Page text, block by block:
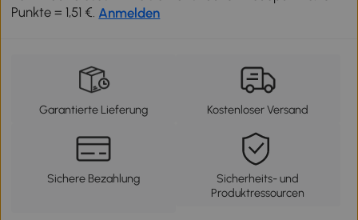
Punkte = 1,51 €. Anmelden
Garantierte Lieferung Kostenloser Versand
Sichere Bezahlung
Sicherheits- und
Produktressourcen